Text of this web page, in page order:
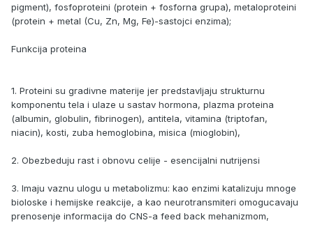
pigment), fosfoproteini (protein + fosforna grupa), metaloproteini
(protein + metal (Cu, Zn, Mg, Fe)-sastojci enzima);
Funkcija proteina
1. Proteini su gradivne materije jer predstavljaju strukturnu
komponentu tela i ulaze u sastav hormona, plazma proteina
(albumin, globulin, fibrinogen), antitela, vitamina (triptofan,
niacin), kosti, zuba hemoglobina, misica (mioglobin),
2. Obezbeduju rast i obnovu celije - esencijalni nutrijensi
3. Imaju vaznu ulogu u metabolizmu: kao enzimi katalizuju mnoge
bioloske i hemijske reakcije, a kao neurotransmiteri omogucavaju
prenosenje informacija do CNS-a feed back mehanizmom,